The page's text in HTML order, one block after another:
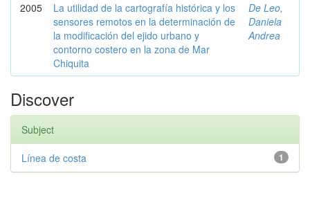
2005
La utilidad de la cartografía histórica y los
sensores remotos en la determinación de
la modificación del ejido urbano y
contorno costero en la zona de Mar
Chiquita
De Leo,
Daniela
Andrea
Discover
Subject
1
Línea de costa